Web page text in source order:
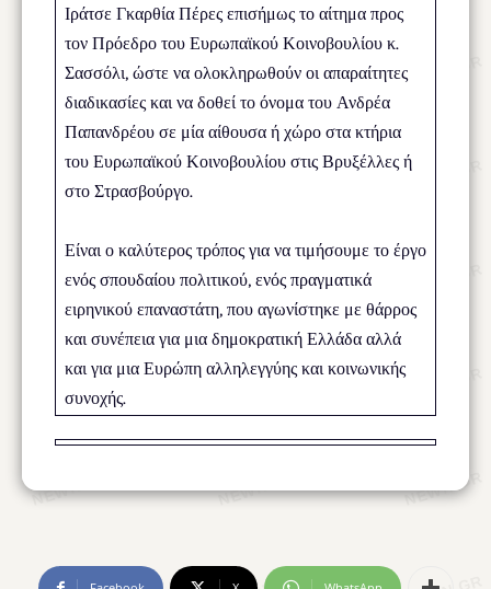
Ιράτσε Γκαρθία Πέρες επισήμως το αίτημα προς
τον Πρόεδρο του Ευρωπαϊκού Κοινοβουλίου κ.
Σασσόλι, ώστε να ολοκληρωθούν οι απαραίτητες
διαδικασίες και να δοθεί το όνομα του Ανδρέα
Παπανδρέου σε μία αίθουσα ή χώρο στα κτήρια
του Ευρωπαϊκού Κοινοβουλίου στις Βρυξέλλες ή
στο Στρασβούργο.
Είναι ο καλύτερος τρόπος για να τιμήσουμε το έργο
ενός σπουδαίου πολιτικού, ενός πραγματικά
ειρηνικού επαναστάτη, που αγωνίστηκε με θάρρος
και συνέπεια για μια δημοκρατική Ελλάδα αλλά
και για μια Ευρώπη αλληλεγγύης και κοινωνικής
συνοχής.